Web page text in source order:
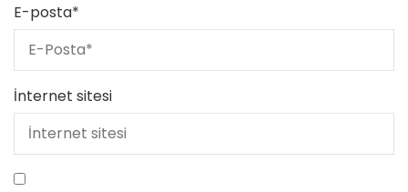
E-posta*
İnternet sitesi